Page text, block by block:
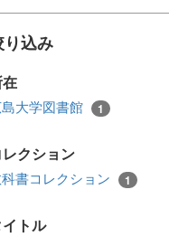
り込み
大学図書館 1
レクション
書コレクション 1
トル